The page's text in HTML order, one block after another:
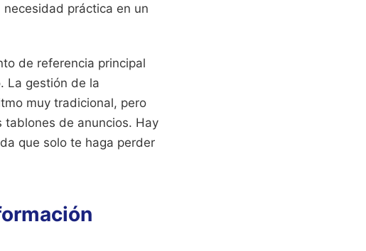
práctica en un
de referencia principal
La gestión de la
muy tradicional, pero
de anuncios. Hay
que solo te haga perder